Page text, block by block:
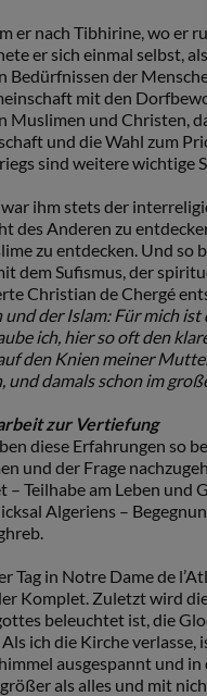
er nach Tibhirine, wo er
er sich einmal selbst,
Bedürfnissen der
mit den
Muslimen und Christen,
und die Wahl zum
sind weitere wichtige
ihm stets der
des Anderen zu
zu entdecken. Und so
dem Sufismus, der
Christian de Chergé
und der Islam: Für mich ist
ich, hier so oft den
den Knien meiner
und damals schon im
zur Vertiefung
diese Erfahrungen so
und der Frage
– Teilhabe am Leben und
Algeriens –
Tag in Notre Dame de
Komplet. Zuletzt wird
beleuchtet ist, die
Als ich die Kirche
ausgespannt und in
als alles und mit